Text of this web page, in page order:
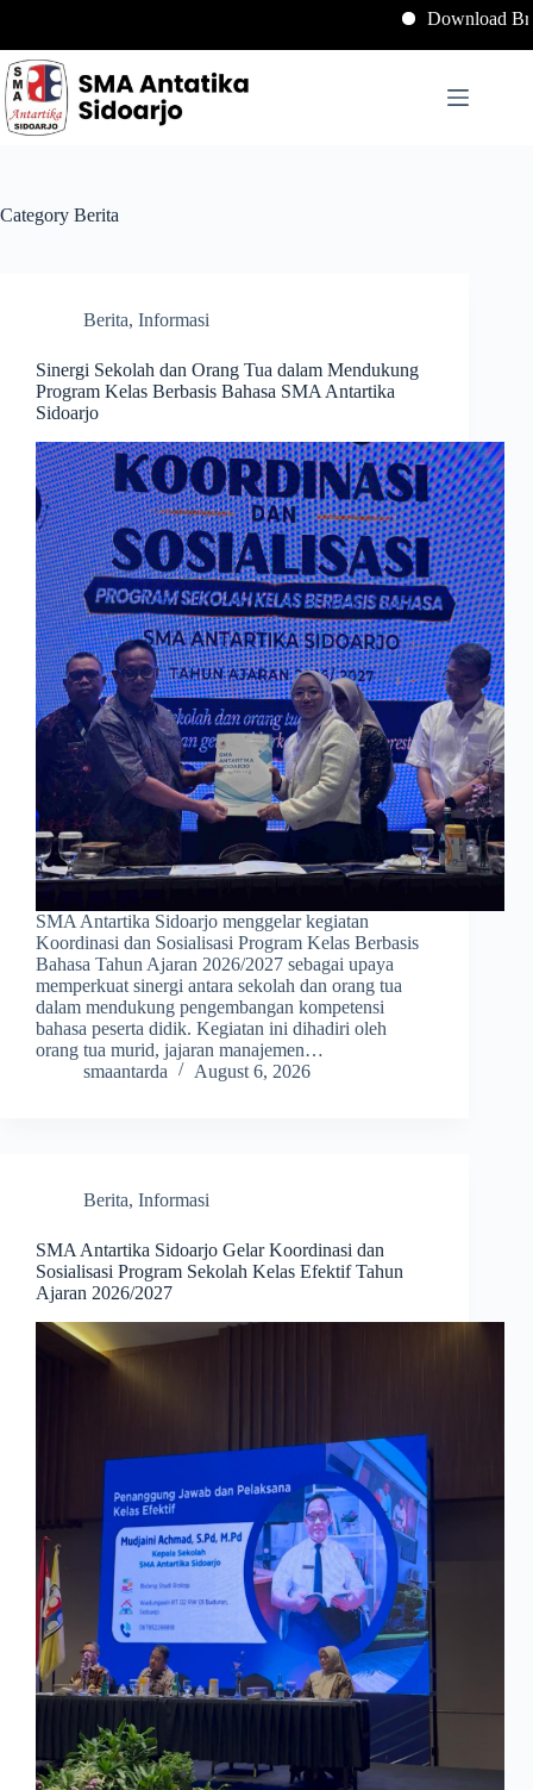
Download Brosur SPMB
Category Berita
Berita, Informasi
Sinergi Sekolah dan Orang Tua dalam Mendukung
Program Kelas Berbasis Bahasa SMA Antartika
Sidoarjo
SMA Antartika Sidoarjo menggelar kegiatan
Koordinasi dan Sosialisasi Program Kelas Berbasis
Bahasa Tahun Ajaran 2026/2027 sebagai upaya
memperkuat sinergi antara sekolah dan orang tua
dalam mendukung pengembangan kompetensi
bahasa peserta didik. Kegiatan ini dihadiri oleh
orang tua murid, jajaran manajemen…
smaantarda
August 6, 2026
Berita, Informasi
SMA Antartika Sidoarjo Gelar Koordinasi dan
Sosialisasi Program Sekolah Kelas Efektif Tahun
Ajaran 2026/2027